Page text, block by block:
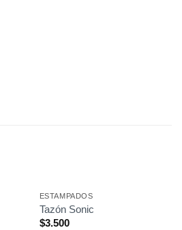
ESTAMPADOS
Tazón Sonic
$3.500